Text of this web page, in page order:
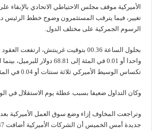
الأميركية موقف مجلس الاحتياطي الاتحادي بالإبقاء
تغيير، فيما يترقب المستثمرون وضوح خطط الرئيس
الرسوم الجمركية على مختلف الدول.
بحلول الساعة 00.36 بتوقيت غرينتش، ارتفعت
واحدا أو 0.01 في المئة إلى 68.81
تكساس الوسيط الأميركي ثلاثة سنتات أو 0.04 في المئة إلى 67.03 دولار.
وكان التداول ضعيفا بسبب عطلة يوم الاستقلال في
وتراجعت المخاوف إزاء وضع سوق العمل الأميركية